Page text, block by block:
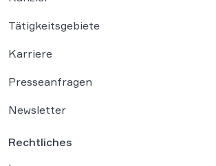
Tätigkeitsgebiete
Karriere
Presseanfragen
Newsletter
Rechtliches